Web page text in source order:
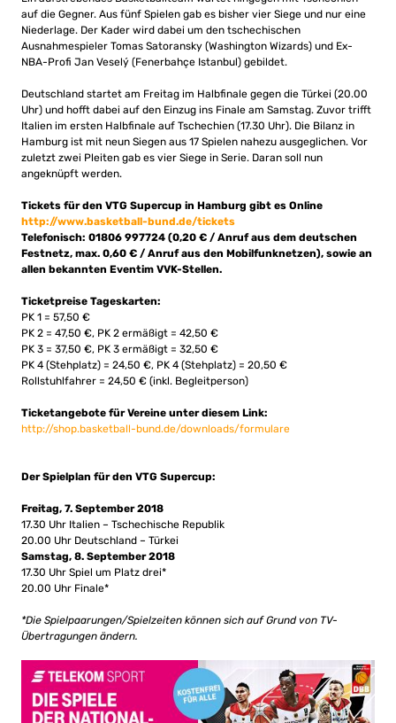
auf die Gegner. Aus fünf Spielen gab es bisher vier Siege und nur eine
Niederlage. Der Kader wird dabei um den tschechischen
Ausnahmespieler Tomas Satoransky (Washington Wizards) und Ex-
NBA-Profi Jan Veselý (Fenerbahçe Istanbul) gebildet.
Deutschland startet am Freitag im Halbfinale gegen die Türkei (20.00
Uhr) und hofft dabei auf den Einzug ins Finale am Samstag. Zuvor trifft
Italien im ersten Halbfinale auf Tschechien (17.30 Uhr). Die Bilanz in
Hamburg ist mit neun Siegen aus 17 Spielen nahezu ausgeglichen. Vor
zuletzt zwei Pleiten gab es vier Siege in Serie. Daran soll nun
angeknüpft werden.
Tickets für den VTG Supercup in Hamburg gibt es Online
http://www.basketball-bund.de/tickets
Telefonisch: 01806 997724 (0,20 € / Anruf aus dem deutschen
Festnetz, max. 0,60 € / Anruf aus den Mobilfunknetzen), sowie an
allen bekannten Eventim VVK-Stellen.
Ticketpreise Tageskarten:
PK 1 = 57,50 €
PK 2 = 47,50 €, PK 2 ermäßigt = 42,50 €
PK 3 = 37,50 €, PK 3 ermäßigt = 32,50 €
PK 4 (Stehplatz) = 24,50 €, PK 4 (Stehplatz) = 20,50 €
Rollstuhlfahrer = 24,50 € (inkl. Begleitperson)
Ticketangebote für Vereine unter diesem Link:
http://shop.basketball-bund.de/downloads/formulare
Der Spielplan für den VTG Supercup:
Freitag, 7. September 2018
17.30 Uhr Italien – Tschechische Republik
20.00 Uhr Deutschland – Türkei
Samstag, 8. September 2018
17.30 Uhr Spiel um Platz drei*
20.00 Uhr Finale*
*Die Spielpaarungen/Spielzeiten können sich auf Grund von TV-
Übertragungen ändern.